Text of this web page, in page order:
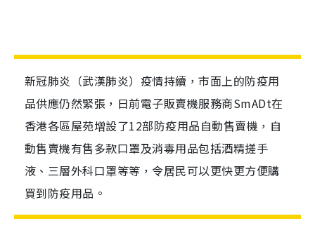
新冠肺炎（武漢肺炎）疫情持續，市面上的防疫用
品供應仍然緊張，日前電子販賣機服務商SmADt在
香港各區屋苑增設了12部防疫用品自動售賣機，自
動售賣機有售多款口罩及消毒用品包括酒精搓手
液、三層外科口罩等等，令居民可以更快更方便購
買到防疫用品。